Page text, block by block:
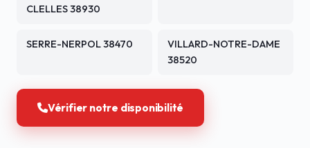
CLELLES 38930
SERRE-NERPOL 38470
VILLARD-NOTRE-DAME
38520
Vérifier notre disponibilité